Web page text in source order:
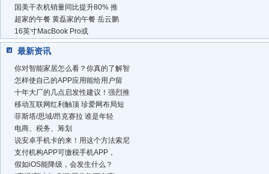
国美干衣机销量同比提升80% 推
超家的午餐 黄磊家的午餐 岳云鹏
16英寸MacBook Pro或
最新资讯
你对智能家居怎么看？你真的了解智
怎样使自己的APP应用能给用户留
十年大厂的几点启发性建议！强烈推
移动互联网红利触顶 珍爱网布局短
菲斯塔/思域/昂克赛拉 谁是年轻
电商、税务、筹划
说安卓手机卡的来！用这个方法索尼
支付机构APP可缴税手机APP，
假如iOS能降级，会发生什么？